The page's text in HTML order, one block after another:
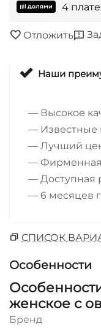
4
Отложить
Наши
— Высокое
— Известные
— Лучший
— Фирменная
— Доступная
— 6 месяцев
СПИСОК
Особенности
женское с
кристаллом
Бренд